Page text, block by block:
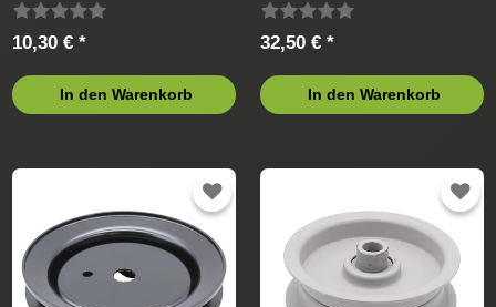
10,30 € *
In den Warenkorb
32,50 € *
In den Warenkorb